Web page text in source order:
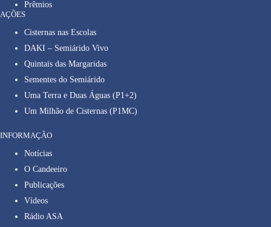
Prêmios
AÇÕES
Cisternas nas Escolas
DAKI – Semiárido Vivo
Quintais das Margaridas
Sementes do Semiárido
Uma Terra e Duas Águas (P1+2)
Um Milhão de Cisternas (P1MC)
INFORMAÇÃO
Notícias
O Candeeiro
Publicações
Vídeos
Rádio ASA